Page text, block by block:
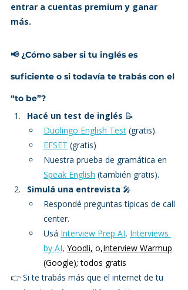
entrar a cuentas premium y ganar
más.
📢 ¿Cómo saber si tu inglés es
suficiente o si todavía te trabás con el
“to be”?
Hacé un test de inglés 📝
Duolingo English Test (gratis).
EFSET (gratis)
Nuestra prueba de gramática en
Speak English (también gratis).
Simulá una entrevista 🎤
Respondé preguntas típicas de call
center.
Usá Interview Prep AI, Interviews
by AI, Yoodli, o,Interview Warmup
(Google); todos gratis
👉 Si te trabás más que el internet de tu